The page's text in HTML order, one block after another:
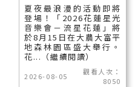
夏夜最浪漫的活動即將
登場！「2026花蓮星光
音樂會－流星花蓮」將
於8月15日在大農大富平
地森林園區盛大舉行。
花...（繼續閱讀）
2026-08-05
觀看人次：
8050